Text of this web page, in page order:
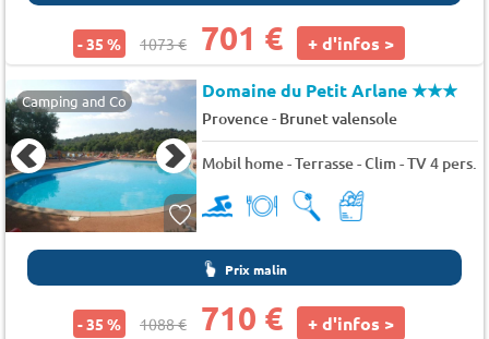
- 35 % 1073 € 701 € + d'infos >
Camping and Co Domaine du Petit Arlane★★★
Provence- Brunet valensole
Mobil home - Terrasse - Clim - TV 4 pers.
Prix malin
- 35 % 1088 € 710 € + d'infos >